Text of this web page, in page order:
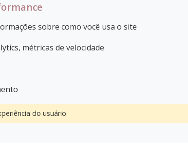
sobre como você usa o site
métricas de velocidade
do usuário.